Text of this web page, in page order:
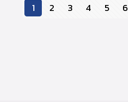
1 2 3 4 5 6